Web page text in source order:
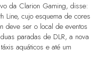
da Clarion Gaming, disse:
Line, cujo esquema de cores
deve ser o local de eventos
paradas de DLR, a nova
aquáticos e até um